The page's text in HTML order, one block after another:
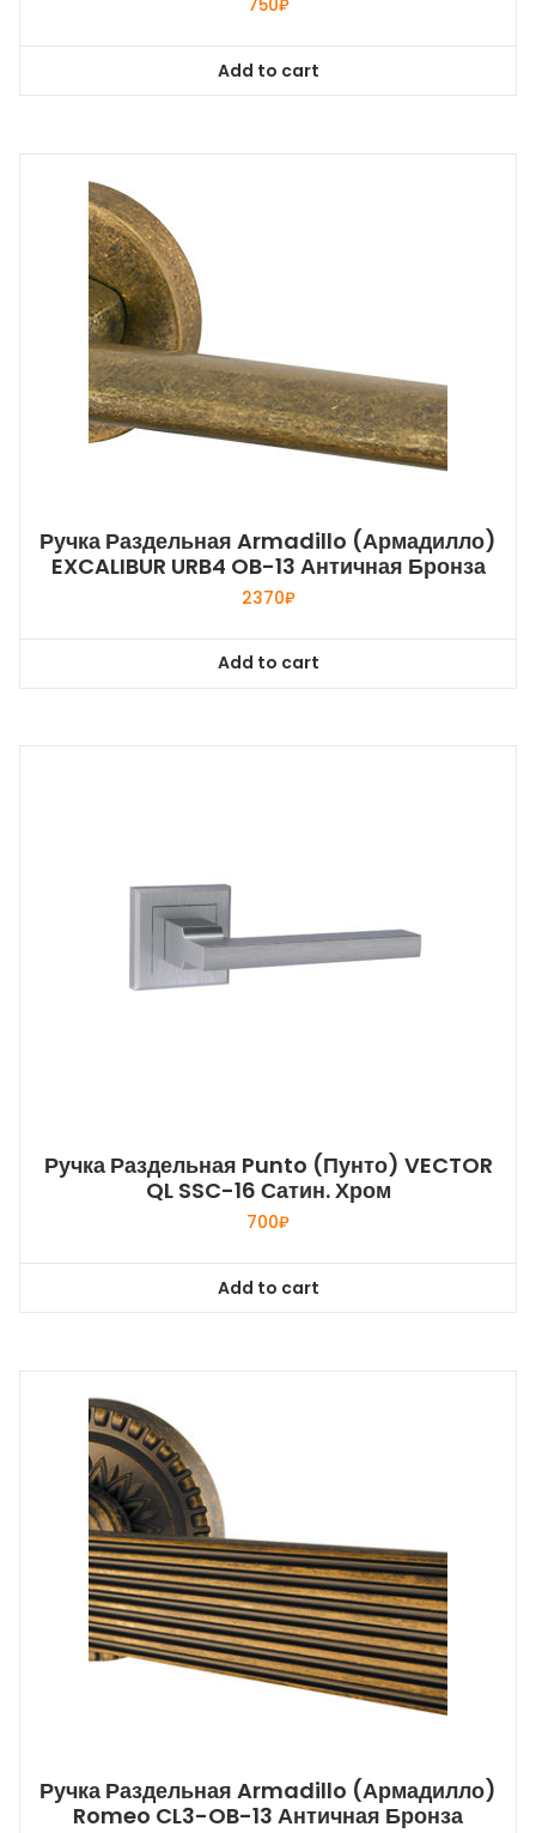
750₽
Add to cart
Ручка Раздельная Armadillo (Армадилло)
EXCALIBUR URB4 OB-13 Античная Бронза
2370₽
Add to cart
Ручка Раздельная Punto (Пунто) VECTOR
QL SSC-16 Сатин. Хром
700₽
Add to cart
Ручка Раздельная Armadillo (Армадилло)
Romeo CL3-OB-13 Античная Бронза